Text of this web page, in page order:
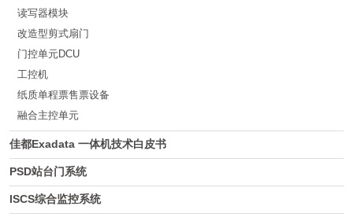
读写器模块
改造型剪式扇门
门控单元DCU
工控机
纸质单程票售票设备
融合主控单元
佳都Exadata 一体机技术白皮书
PSD站台门系统
ISCS综合监控系统